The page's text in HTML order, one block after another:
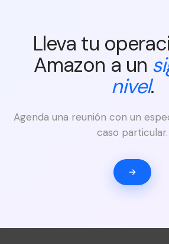
Lleva tu
Amazon a un
nivel.
Agenda una reunión con un
caso particular.